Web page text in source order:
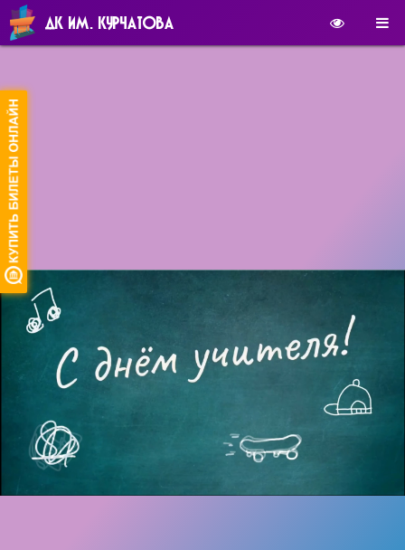
ДК ИМ. КУРЧАТОВА